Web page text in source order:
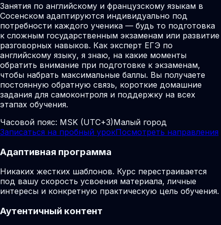
Занятия по английскому и французскому языкам в
Сосенском адаптируются индивидуально под
потребности каждого ученика — будь то подготовка
к сложным государственным экзаменам или развитие
разговорных навыков. Как эксперт ЕГЭ по
английскому языку, я знаю, на какие моменты
обратить внимание при подготовке к экзаменам,
чтобы набрать максимальные баллы. Вы получаете
постоянную обратную связь, короткие домашние
задания для самоконтроля и поддержку на всех
этапах обучения.
Часовой пояс: MSK (UTC+3)Малый город
Записаться на пробный урокПосмотреть направления
Адаптивная программа
Никаких жестких шаблонов. Курс перестраивается
под вашу скорость усвоения материала, личные
интересы и конкретную практическую цель обучения.
Аутентичный контент